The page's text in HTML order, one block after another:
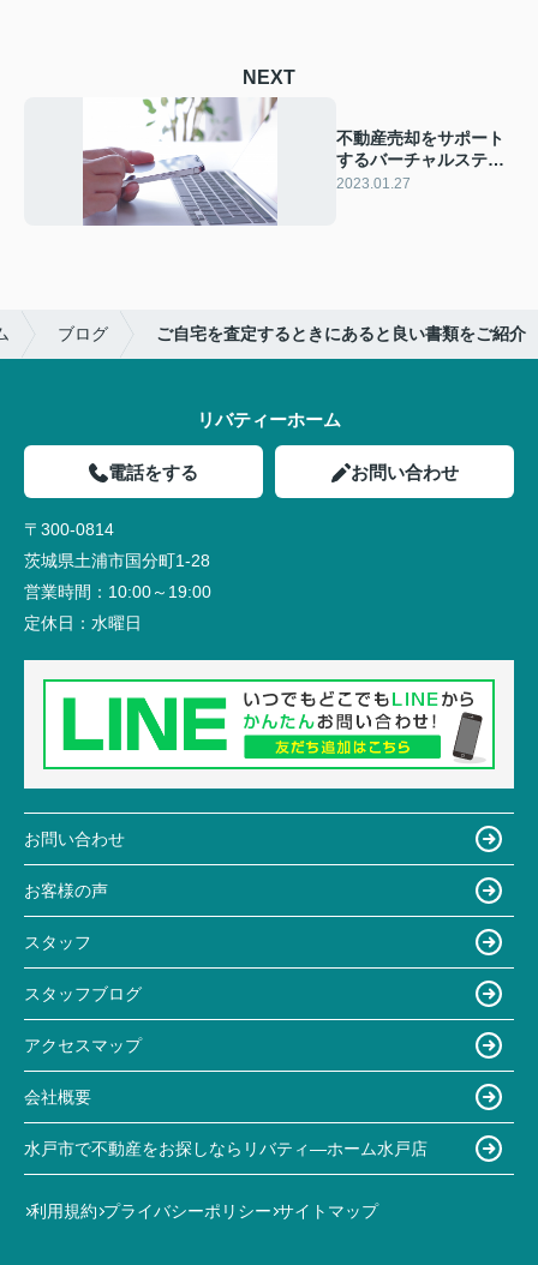
NEXT
不動産売却をサポート
するバーチャルステー
ジングとは？
2023.01.27
ブログ ご自宅を査定するときにあると良い書類をご紹介
リバティーホーム
電話をする お問い合わせ
〒300-0814
茨城県土浦市国分町1-28
営業時間： 10:00～19:00
定休日： 水曜日
お問い合わせ
お客様の声
スタッフ
スタッフブログ
アクセスマップ
会社概要
水戸市で不動産をお探しならリバティ―ホーム水戸店
利用規約 プライバシーポリシー サイトマップ